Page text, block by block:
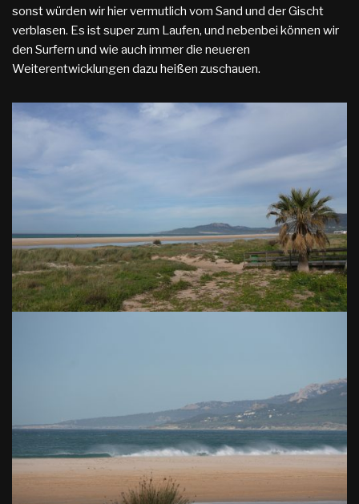
sonst würden wir hier vermutlich vom Sand und der Gischt
verblasen. Es ist super zum Laufen, und nebenbei können wir
den Surfern und wie auch immer die neueren
Weiterentwicklungen dazu heißen zuschauen.